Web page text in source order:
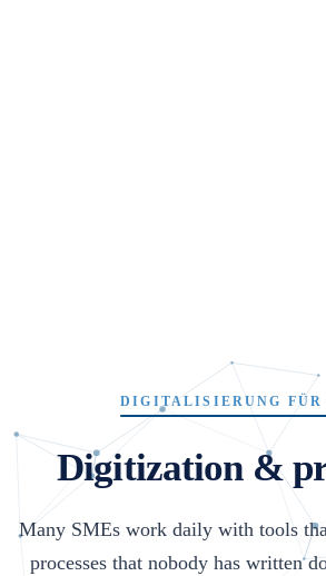
DIGITALISIERUNG FÜR
Digitization &
Many SMEs work daily with tools
processes that nobody has written